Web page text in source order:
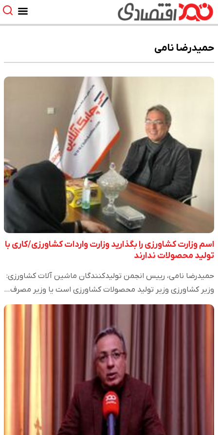
حمیدرضا نامی
اسم وزارت کشاورزی را بگذارید وزارت واردات کشاورزی/کاری با
تولید محصولات ندارند
حمیدرضا نامی، رییس انجمن تولیدکنندگان ماشین آلات کشاورزی:
وزیر کشاورزی وزیر تولید محصولات کشاورزی است یا وزیر مصرف…